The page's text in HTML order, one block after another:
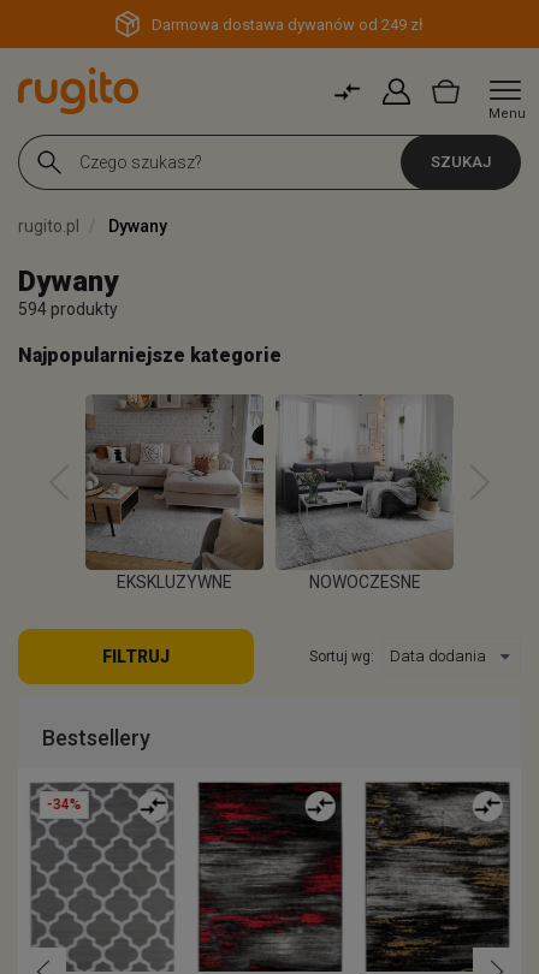
Darmowa dostawa dywanów od 249 zł
Menu
SZUKAJ
rugito.pl Dywany
Dywany
594 produkty
Najpopularniejsze kategorie
WIĘCEJ
EKSKLUZYWNE NOWOCZESNE
FILTRUJ Sortuj wg:
Bestsellery
-34%